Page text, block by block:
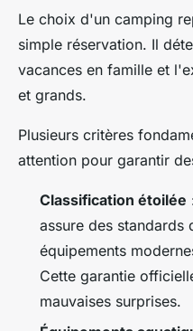
Le choix d'un camping
simple réservation. Il
vacances en famille et
et grands.
Plusieurs critères
attention pour garantir
Classification étoilée
assure des standards
équipements
Cette garantie
mauvaises surprises.